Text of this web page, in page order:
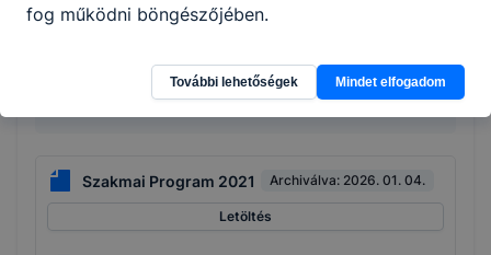
Archívum
Szakmai Program 2021 Archiválva: 2026. 01. 04.
Letöltés
fog működni böngészőjében.
További lehetőségek Mindet elfogadom